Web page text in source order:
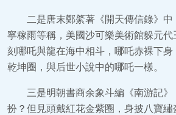
二是唐末鄭綮著《開天傳信錄》中
寧稼雨等稱，美國沙可樂美術館躲元代
刻哪吒與龍在海中相斗，哪吒赤裸下
乾坤圈，與后世小說中的哪吒一樣。
三是明朝書商余象斗編《南游記》
扮？但見頭戴紅花金紫圈，身披八寶